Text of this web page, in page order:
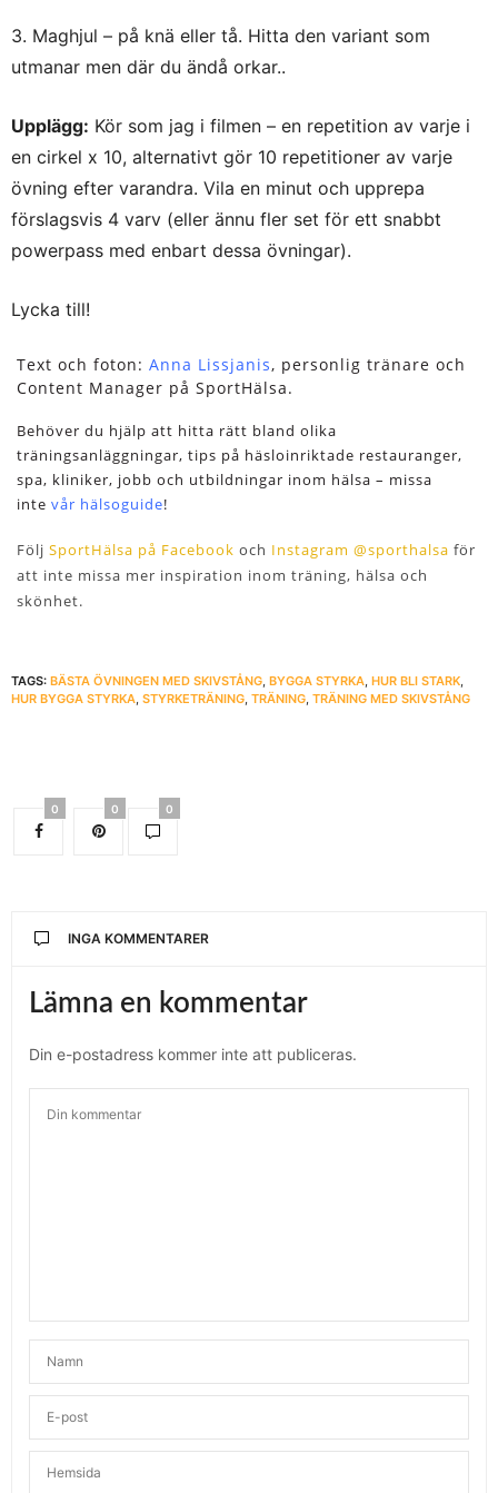
3. Maghjul – på knä eller tå. Hitta den variant som
utmanar men där du ändå orkar..
Upplägg: Kör som jag i filmen – en repetition av varje i
en cirkel x 10, alternativt gör 10 repetitioner av varje
övning efter varandra. Vila en minut och upprepa
förslagsvis 4 varv (eller ännu fler set för ett snabbt
powerpass med enbart dessa övningar).
Lycka till!
Text och foton: Anna Lissjanis, personlig tränare och
Content Manager på SportHälsa.
Behöver du hjälp att hitta rätt bland olika
träningsanläggningar, tips på häsloinriktade restauranger,
spa, kliniker, jobb och utbildningar inom hälsa – missa
inte vår hälsoguide!
Följ SportHälsa på Facebook och Instagram @sporthalsa för
att inte missa mer inspiration inom träning, hälsa och
skönhet.
TAGS: BÄSTA ÖVNINGEN MED SKIVSTÅNG BYGGA STYRKA HUR BLI STARK
HUR BYGGA STYRKA STYRKETRÄNING TRÄNING TRÄNING MED SKIVSTÅNG
0 0 0
INGA KOMMENTARER
Lämna en kommentar
Din e-postadress kommer inte att publiceras.